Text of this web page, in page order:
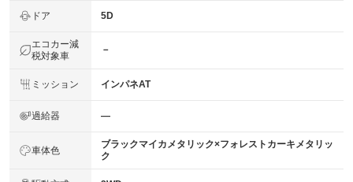
ドア 5D
エコカー減
税対象車
－
ミッション インパネAT
過給器 ―
車体色
ブラックマイカメタリック×フォレストカーキメタリッ
ク